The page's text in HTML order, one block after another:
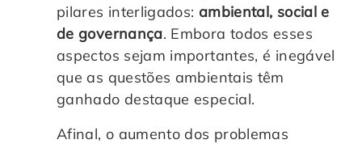
pilares interligados: ambiental, social e
de governança. Embora todos esses
aspectos sejam importantes, é inegável
que as questões ambientais têm
ganhado destaque especial.
Afinal, o aumento dos problemas